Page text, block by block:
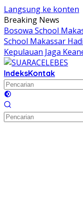
Langsung ke konten
Breaking News
Bosowa School
School Makassar
Kepulauan Jaga
IndeksKontak